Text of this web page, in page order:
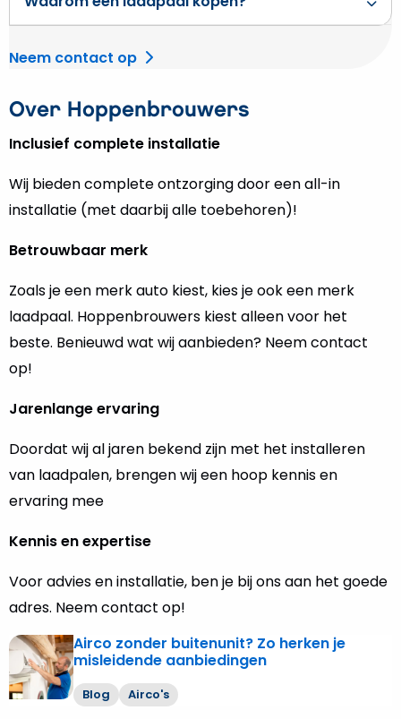
Neem contact op
Over Hoppenbrouwers
Inclusief complete installatie
Wij bieden complete ontzorging door een all-in
installatie (met daarbij alle toebehoren)!
Betrouwbaar merk
Zoals je een merk auto kiest, kies je ook een merk
laadpaal. Hoppenbrouwers kiest alleen voor het
beste. Benieuwd wat wij aanbieden? Neem contact
op!
Jarenlange ervaring
Doordat wij al jaren bekend zijn met het installeren
van laadpalen, brengen wij een hoop kennis en
ervaring mee
Kennis en expertise
Voor advies en installatie, ben je bij ons aan het goede
adres. Neem contact op!
Airco zonder buitenunit? Zo herken je
misleidende aanbiedingen
Blog Airco's
Lees
meer
over